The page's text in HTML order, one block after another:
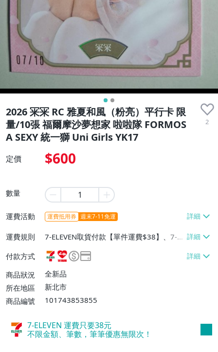
2026 冞冞 RC 雅夏和風（粉亮）平行卡 限
量/10張 福爾摩沙夢想家 啦啦隊 FORMOS
A SEXY 統一獅 Uni Girls YK17
2
定價 $600
數量
運費活動 運費抵用券 週末7-11免運
運費規則
7-ELEVEN取貨付款【單件運費$38】、7-EL
EVEN取貨不付款【單件運費$38】、萊爾富
取貨付款【單件運費$60】、郵局掛號【單
件運費$60】
付款方式
商品狀況
全新品
所在地區
新北市
商品編號
101743853855
7-ELEVEN 運費只要38元
不限金額、筆數，筆筆優惠無限次！